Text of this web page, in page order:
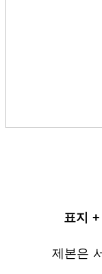
표지
제본은